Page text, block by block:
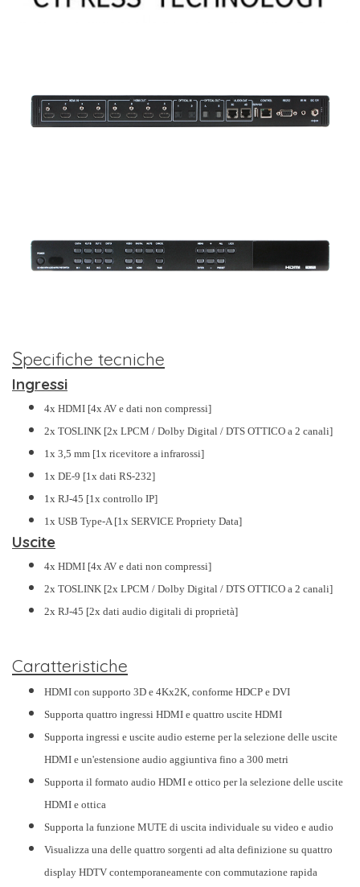
Specifiche tecniche
Ingressi
4x HDMI [4x AV e dati non compressi]
2x TOSLINK [2x LPCM / Dolby Digital / DTS OTTICO a 2 canali]
1x 3,5 mm [1x ricevitore a infrarossi]
1x DE-9 [1x dati RS-232]
1x RJ-45 [1x controllo IP]
1x USB Type-A [1x SERVICE Propriety Data]
Uscite
4x HDMI [4x AV e dati non compressi]
2x TOSLINK [2x LPCM / Dolby Digital / DTS OTTICO a 2 canali]
2x RJ-45 [2x dati audio digitali di proprietà]
Caratteristiche
HDMI con supporto 3D e 4Kx2K, conforme HDCP e DVI
Supporta quattro ingressi HDMI e quattro uscite HDMI
Supporta ingressi e uscite audio esterne per la selezione delle uscite
HDMI e un'estensione audio aggiuntiva fino a 300 metri
Supporta il formato audio HDMI e ottico per la selezione delle uscite
HDMI e ottica
Supporta la funzione MUTE di uscita individuale su video e audio
Visualizza una delle quattro sorgenti ad alta definizione su quattro
display HDTV contemporaneamente con commutazione rapida